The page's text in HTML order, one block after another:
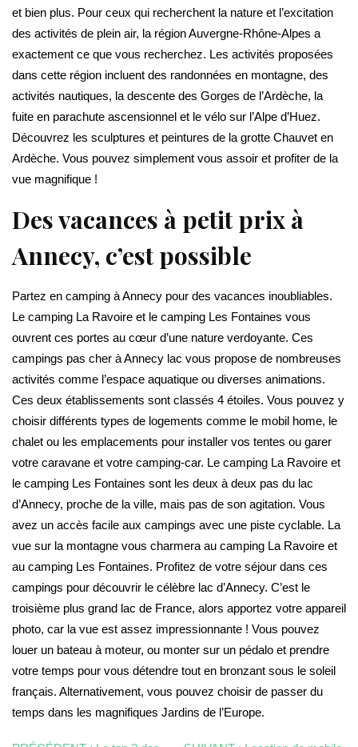
et bien plus. Pour ceux qui recherchent la nature et l’excitation
des activités de plein air, la région Auvergne-Rhône-Alpes a
exactement ce que vous recherchez. Les activités proposées
dans cette région incluent des randonnées en montagne, des
activités nautiques, la descente des Gorges de l’Ardèche, la
fuite en parachute ascensionnel et le vélo sur l’Alpe d’Huez.
Découvrez les sculptures et peintures de la grotte Chauvet en
Ardèche. Vous pouvez simplement vous assoir et profiter de la
vue magnifique !
Des vacances à petit prix à
Annecy, c’est possible
Partez en camping à Annecy pour des vacances inoubliables.
Le camping La Ravoire et le camping Les Fontaines vous
ouvrent ces portes au cœur d’une nature verdoyante. Ces
campings pas cher à Annecy lac vous propose de nombreuses
activités comme l’espace aquatique ou diverses animations.
Ces deux établissements sont classés 4 étoiles. Vous pouvez y
choisir différents types de logements comme le mobil home, le
chalet ou les emplacements pour installer vos tentes ou garer
votre caravane et votre camping-car. Le camping La Ravoire et
le camping Les Fontaines sont les deux à deux pas du lac
d’Annecy, proche de la ville, mais pas de son agitation. Vous
avez un accès facile aux campings avec une piste cyclable. La
vue sur la montagne vous charmera au camping La Ravoire et
au camping Les Fontaines. Profitez de votre séjour dans ces
campings pour découvrir le célèbre lac d’Annecy. C’est le
troisième plus grand lac de France, alors apportez votre appareil
photo, car la vue est assez impressionnante ! Vous pouvez
louer un bateau à moteur, ou monter sur un pédalo et prendre
votre temps pour vous détendre tout en bronzant sous le soleil
français. Alternativement, vous pouvez choisir de passer du
temps dans les magnifiques Jardins de l’Europe.